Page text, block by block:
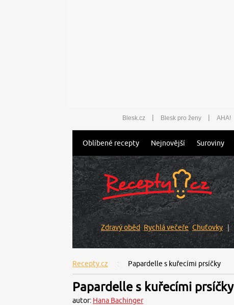
Blesk.cz | Blesk pro ženy | AHA!
Oblíbené recepty Nejnovější Suroviny
Zdravý oběd Rychlá večeře Chuťovky
Recepty.cz Papardelle s kuřecími prsíčky
Papardelle s kuřecími prsíčky
autor: Hana Bachinger